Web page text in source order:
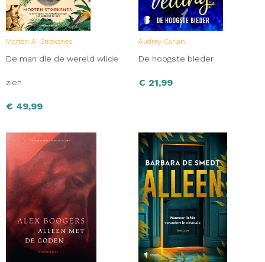
Morten A. Strøksnes
De man die de wereld wilde
zien
€ 49,99
Audrey Carlan
De hoogste bieder
€ 21,99